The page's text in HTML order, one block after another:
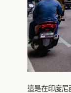
這是在印度尼